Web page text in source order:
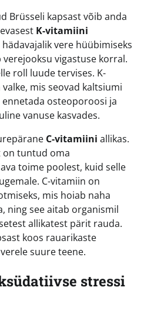
Brüsseli kapsast võib anda
K-vitamiini
vere hüübimiseks
vigastuse korral.
roll luude tervises. K-
mis seovad kaltsiumi
osteoporoosi ja
vanuse kasvades.
C-vitamiini allikas.
on tuntud oma
toime poolest, kuid selle
C-vitamiin on
mis hoiab naha
ning see aitab organismil
allikatest pärit rauda.
koos rauarikaste
suure teene.
stressi